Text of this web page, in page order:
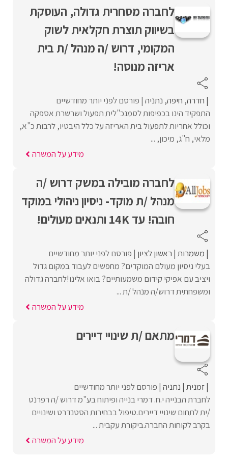
לחברה מסחרית גדולה, העוסקת
בשיווק תוצרת חקלאית לשוק
המקומי, דרוש /ה מנהל /ת בית
אריזה מנוסה!
חדרה חיפה נתניה פורסם לפני יותר מחודשיים
התפקיד הינו בכפיפות לסמנכ"לית תפעול ושרשרת אספקה
וכולל אחריות לתפעול בית האריזה על כלל היבטיו, לרבות כ"א,
מלאי, ח"ג, מיכון, ...
מידע על המשרה
לחברה מובילה במשק דרוש /ה
מנהל /ת מוקד- ניסיון ניהולי במוקד
חובה! עד 14K ותנאים מעולים!
משמרות ראשון לציון פורסם לפני יותר מחודשיים
בעלי ניסיון מעולם המוקדים? מחפשים לעבוד במקום גדול
ויציב עם אפיקי קידום משמעותיים? בואו אלינו!לחברה גדולה
ומשפחתית דרוש/ה מנהל /ת ...
מידע על המשרה
מתאם /ת שינויי דיירים
זמנית נתניה פורסם לפני יותר מחודשיים
לחברת הבנייה י.ח. דמרי בנייה ופיתוח בע"מ דרוש /ה רפרנט
/ית לתחום שינויי דיירים.טיפול בבחירות הסטנדרט ושינויים
בקרב לקוחות החברה.ביקורת עקבית ...
מידע על המשרה